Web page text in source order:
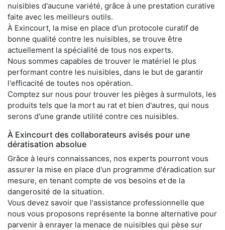
nuisibles d'aucune variété, grâce à une prestation curative
faite avec les meilleurs outils.
À Exincourt, la mise en place d'un protocole curatif de
bonne qualité contre les nuisibles, se trouve être
actuellement la spécialité de tous nos experts.
Nous sommes capables de trouver le matériel le plus
performant contre les nuisibles, dans le but de garantir
l'efficacité de toutes nos opération.
Comptez sur nous pour trouver les pièges à surmulots, les
produits tels que la mort au rat et bien d'autres, qui nous
serons d'une grande utilité contre ces nuisibles.
À Exincourt des collaborateurs avisés pour une
dératisation absolue
Grâce à leurs connaissances, nos experts pourront vous
assurer la mise en place d'un programme d'éradication sur
mesure, en tenant compte de vos besoins et de la
dangerosité de la situation.
Vous devez savoir que l'assistance professionnelle que
nous vous proposons représente la bonne alternative pour
parvenir à enrayer la menace de nuisibles qui pèse sur